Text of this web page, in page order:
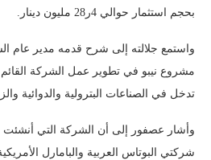
بحجم استثمار حوالي 4ر28 مليون دينار.
واستمع جلالته إلى شرح قدمه مدير عام
مشروع نيبو في تطوير عمل الشركة القائم
تدخل في الصناعات البترولية والدوائية
شركتي البوتاس العربية والبامارل